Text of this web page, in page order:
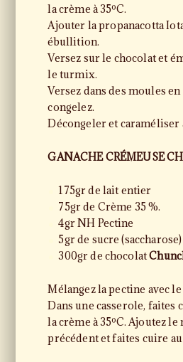
la crème à 35ºC.
Ajouter la propanacotta
ébullition.
Versez sur le chocolat et
le turmix.
Versez dans des moules
congelez.
Décongeler et caraméliser
GANACHE CRÉMEUSE
175gr de lait entier
75gr de Crème 35 %.
4gr NH Pectine
5gr de sucre (saccharose)
300gr de chocolat
Mélangez la pectine avec
Dans une casserole, faites
la crème à 35ºC. Ajoutez le
précédent et faites cuire